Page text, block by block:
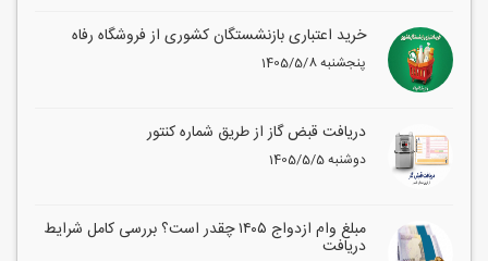
خرید اعتباری بازنشستگان کشوری از فروشگاه رفاه
1405/5/8 پنجشنبه
دریافت قبض گاز از طریق شماره کنتور
1405/5/5 دوشنبه
مبلغ وام ازدواج ۱۴۰۵ چقدر است؟ بررسی کامل شرایط
دریافت